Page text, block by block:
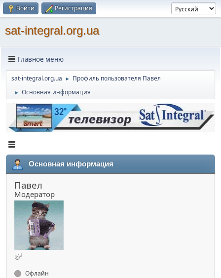
Войти Регистрация
sat-integral.org.ua
Главное меню
sat-integral.org.ua ► Профиль пользователя Павел
► Основная информация
Основная информация
Павел
Модератор
Офлайн